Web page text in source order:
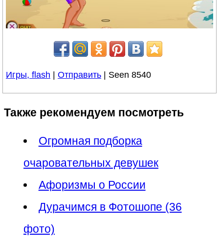
Игры, flash Отправить | Seen 8540
Также рекомендуем посмотреть
Огромная подборка
очаровательных девушек
Афоризмы о России
Дурачимся в Фотошопе (36
фото)